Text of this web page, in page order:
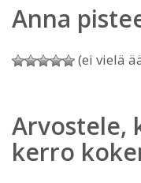
Anna
(ei vielä
Arvostele,
kerro